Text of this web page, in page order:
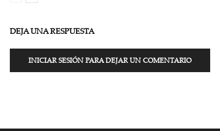
DEJA UNA RESPUESTA
INICIAR SESIÓN PARA DEJAR UN COMENTARIO